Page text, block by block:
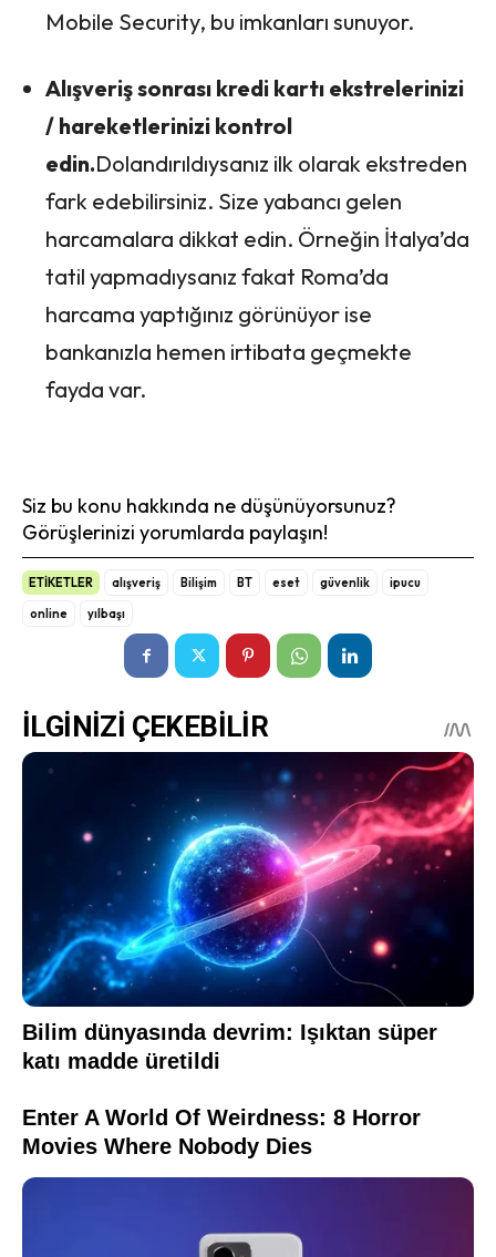
Mobile Security, bu imkanları sunuyor.
Alışveriş sonrası kredi kartı ekstrelerinizi
/ hareketlerinizi kontrol
edin.Dolandırıldıysanız ilk olarak ekstreden
fark edebilirsiniz. Size yabancı gelen
harcamalara dikkat edin. Örneğin İtalya’da
tatil yapmadıysanız fakat Roma’da
harcama yaptığınız görünüyor ise
bankanızla hemen irtibata geçmekte
fayda var.
Siz bu konu hakkında ne düşünüyorsunuz?
Görüşlerinizi yorumlarda paylaşın!
ETİKETLER alışveriş Bilişim BT eset güvenlik
ipucu
online
yılbaşı